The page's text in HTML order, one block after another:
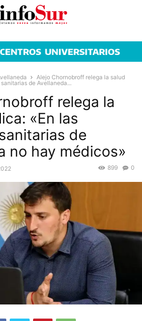
Alejo Chornobroff relega la salud
de Avellaneda...
relega la
«En las
de
no hay médicos»
0
899